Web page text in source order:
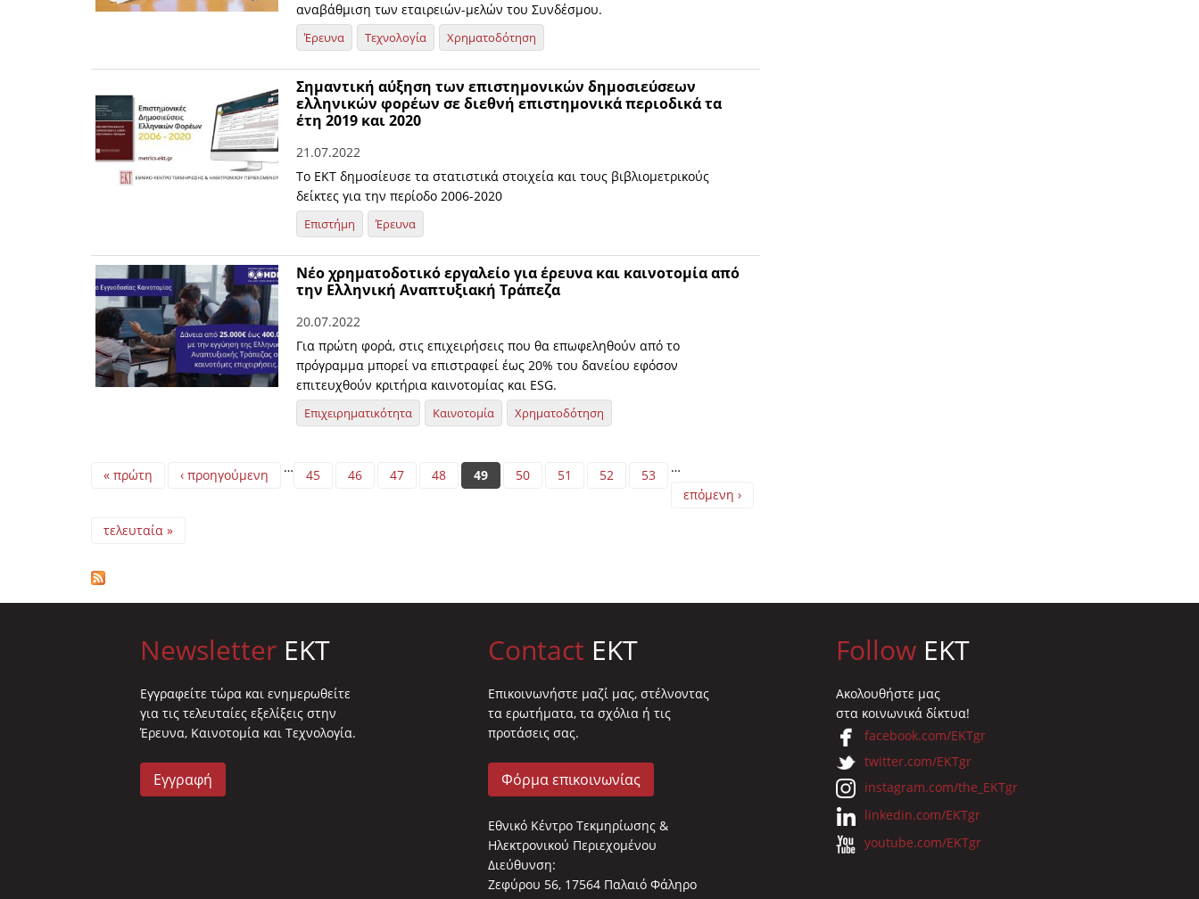
αναβάθμιση των εταιρειών-μελών του Συνδέσμου.
Έρευνα Τεχνολογία Χρηματοδότηση
Σημαντική αύξηση των επιστημονικών δημοσιεύσεων
ελληνικών φορέων σε διεθνή επιστημονικά περιοδικά τα
έτη 2019 και 2020
21.07.2022
Το ΕΚΤ δημοσίευσε τα στατιστικά στοιχεία και τους βιβλιομετρικούς
δείκτες για την περίοδο 2006-2020
Επιστήμη Έρευνα
Νέο χρηματοδοτικό εργαλείο για έρευνα και καινοτομία από
την Ελληνική Αναπτυξιακή Τράπεζα
20.07.2022
Για πρώτη φορά, στις επιχειρήσεις που θα επωφεληθούν από το
πρόγραμμα μπορεί να επιστραφεί έως 20% του δανείου εφόσον
επιτευχθούν κριτήρια καινοτομίας και ESG.
Επιχειρηματικότητα Καινοτομία Χρηματοδότηση
Pages
« πρώτη ‹ προηγούμενη … 45 46 47 48 49 50 51 52 53
…
επόμενη ›
τελευταία »
Newsletter EKT
Eγγραφείτε τώρα και ενημερωθείτε
για τις τελευταίες εξελίξεις στην
Έρευνα, Καινοτομία και Τεχνολογία.
Εγγραφή
Contact EKT
Επικοινωνήστε μαζί μας, στέλνοντας
τα ερωτήματα, τα σχόλια ή τις
προτάσεις σας.
Φόρμα επικοινωνίας
Εθνικό Κέντρο Τεκμηρίωσης &
Ηλεκτρονικού Περιεχομένου
Διεύθυνση:
Ζεφύρου 56, 17564 Παλαιό Φάληρο
Follow EKT
Ακολουθήστε μας
στα κοινωνικά δίκτυα!
facebook.com/EKTgr
twitter.com/EKTgr
instagram.com/the_EKTgr
linkedin.com/EKTgr
youtube.com/EKTgr